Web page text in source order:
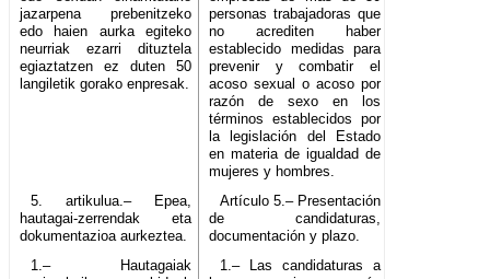
jazarpena prebenitzeko
edo haien aurka egiteko
neurriak ezarri dituztela
egiaztatzen ez duten 50
langiletik gorako enpresak.
personas trabajadoras que
no acrediten haber
establecido medidas para
prevenir y combatir el
acoso sexual o acoso por
razón de sexo en los
términos establecidos por
la legislación del Estado
en materia de igualdad de
mujeres y hombres.
5. artikulua.– Epea,
hautagai-zerrendak eta
dokumentazioa aurkeztea.
Artículo 5.– Presentación
de candidaturas,
documentación y plazo.
1.– Hautagaiak
1.– Las candidaturas a